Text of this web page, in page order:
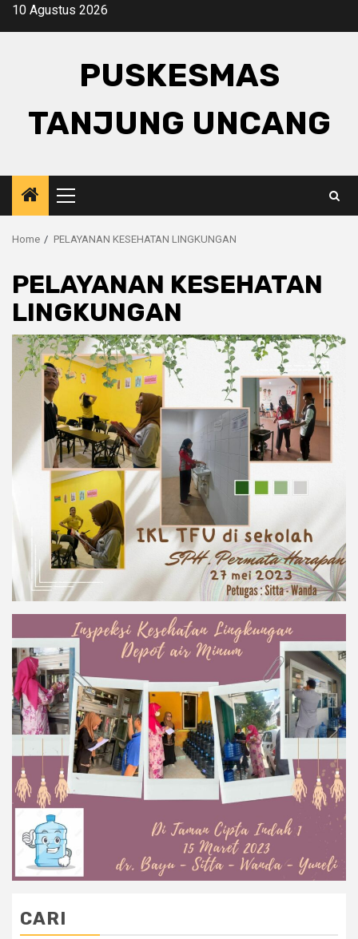
Skip10 Agustus 2026
PUSKESMAS
TANJUNG UNCANG
Primary
Menu
Home PELAYANAN KESEHATAN LINGKUNGAN
PELAYANAN KESEHATAN
LINGKUNGAN
CARI